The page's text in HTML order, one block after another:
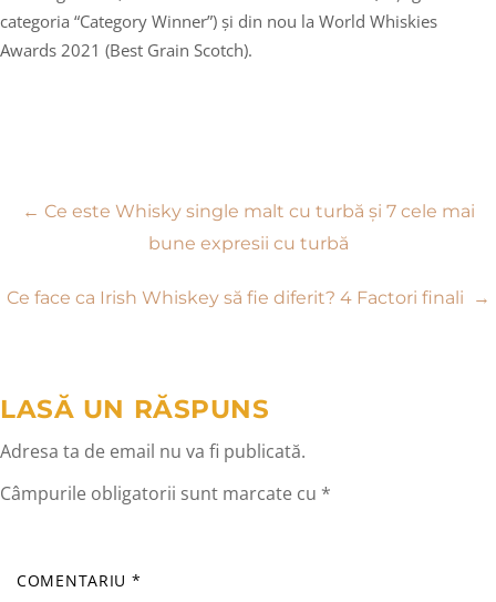
categoria “Category Winner”) și din nou la World Whiskies
Awards 2021 (Best Grain Scotch).
Navigare
articole
← Ce este Whisky single malt cu turbă și 7 cele mai
bune expresii cu turbă
Ce face ca Irish Whiskey să fie diferit? 4 Factori finali →
LASĂ UN RĂSPUNS
Adresa ta de email nu va fi publicată.
Câmpurile obligatorii sunt marcate cu *
COMENTARIU *